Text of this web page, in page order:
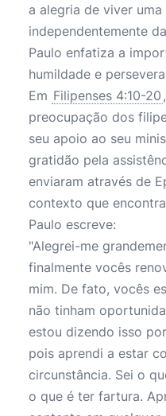
a alegria de viver
independentemente
Paulo enfatiza a
humildade e
Em Filipenses 4:10-20
preocupação dos
seu apoio ao seu
gratidão pela
enviaram através de
contexto que
Paulo escreve:
"Alegrei-me
finalmente vocês
mim. De fato, vocês
não tinham
estou dizendo isso
pois aprendi a estar
circunstância. Sei o
o que é ter fartura.